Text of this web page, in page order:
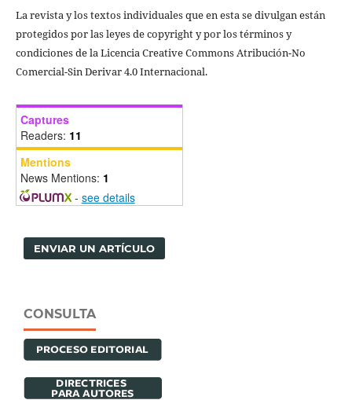
La revista y los textos individuales que en esta se divulgan están
protegidos por las leyes de copyright y por los términos y
condiciones de la Licencia Creative Commons Atribución-No
Comercial-Sin Derivar 4.0 Internacional.
Captures
Readers: 11
Mentions
News Mentions: 1
- see details
ENVIAR UN ARTÍCULO
CONSULTA